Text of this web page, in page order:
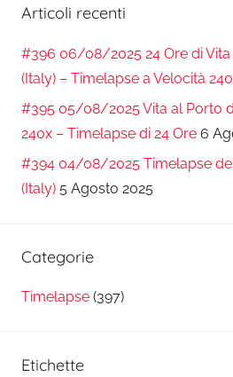
Articoli recenti
#396 06/08/2025 24 Ore di Vita
(Italy) – Timelapse a Velocità
#395 05/08/2025 Vita al Porto
240x – Timelapse di 24 Ore 6
#394 04/08/2025 Timelapse
(Italy) 5 Agosto 2025
Categorie
Timelapse (397)
Etichette